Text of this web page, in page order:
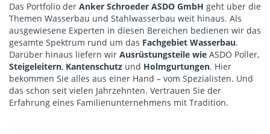
Das Portfolio der Anker Schroeder ASDO GmbH geht über die
Themen Wasserbau und Stahlwasserbau weit hinaus. Als
ausgewiesene Experten in diesen Bereichen bedienen wir das
gesamte Spektrum rund um das Fachgebiet Wasserbau.
Darüber hinaus liefern wir Ausrüstungsteile wie ASDO Poller,
Steigeleitern, Kantenschutz und Holmgurtungen. Hier
bekommen Sie alles aus einer Hand – vom Spezialisten. Und
das schon seit vielen Jahrzehnten. Vertrauen Sie der
Erfahrung eines Familienunternehmens mit Tradition.